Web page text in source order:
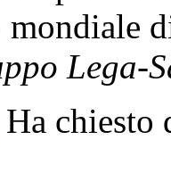
mondiale
Lega-
Ha chiesto